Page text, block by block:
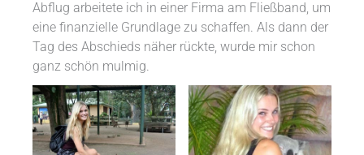
Abflug arbeitete ich in einer Firma am Fließband, um
eine finanzielle Grundlage zu schaffen. Als dann der
Tag des Abschieds näher rückte, wurde mir schon
ganz schön mulmig.